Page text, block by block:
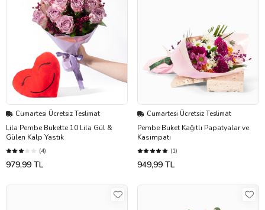
Cumartesi Ücretsiz Teslimat
Lila Pembe Bukette 10 Lila Gül &
Gülen Kalp Yastık
(4)
979,99 TL
Cumartesi Ücretsiz Teslimat
Pembe Buket Kağıtlı Papatyalar ve
Kasımpatı
(1)
949,99 TL